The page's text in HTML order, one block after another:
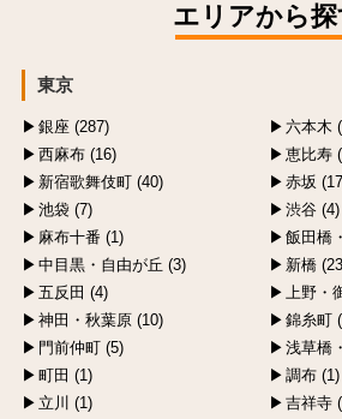
エリアから探
東京
銀座 (287)
六本木
西麻布 (16)
恵比寿
新宿歌舞伎町 (40)
赤坂
池袋 (7)
渋谷 (4)
麻布十番 (1)
飯田橋
中目黒・自由が丘 (3)
新橋
五反田 (4)
上野・
神田・秋葉原 (10)
錦糸町
門前仲町 (5)
浅草橋
町田 (1)
調布 (1)
立川 (1)
吉祥寺